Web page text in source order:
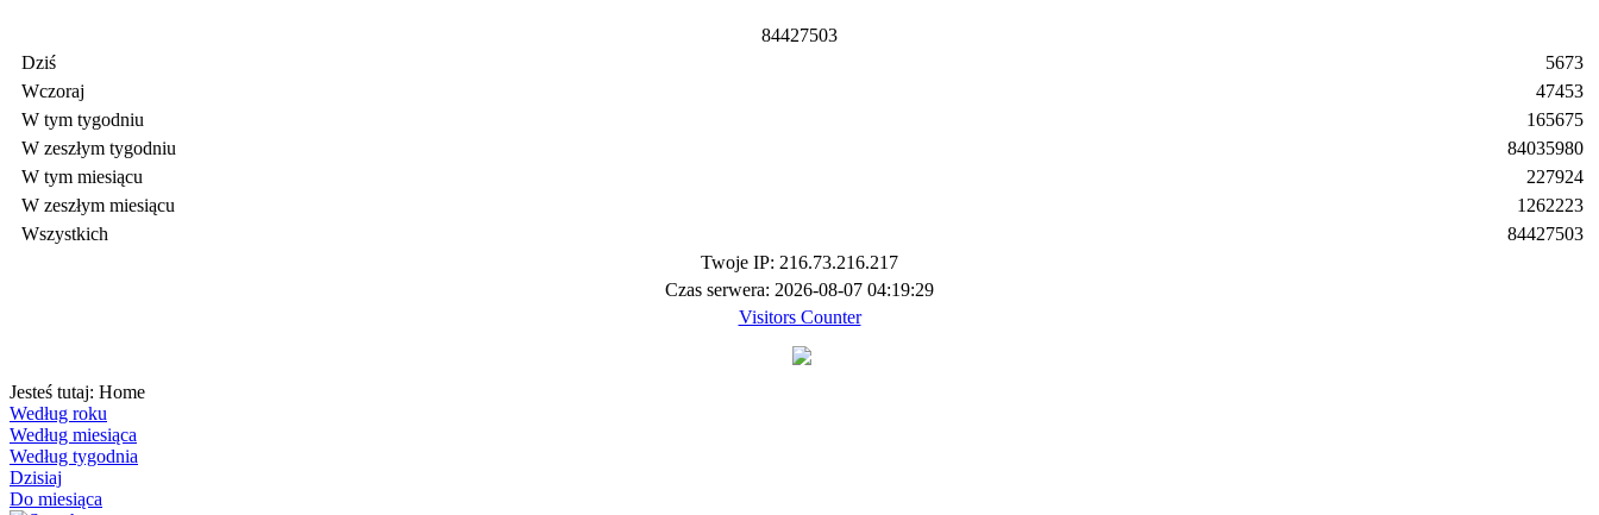
84427503
Dziś
Wczoraj
W tym tygodniu
W zeszłym tygodniu
W tym miesiącu
W zeszłym miesiącu
Wszystkich
5673
47453
165675
84035980
227924
1262223
84427503
Twoje IP: 216.73.216.217
Czas serwera: 2026-08-07 04:19:29
Visitors Counter
Jesteś tutaj: Home
Według roku
Według miesiąca
Według tygodnia
Dzisiaj
Do miesiąca